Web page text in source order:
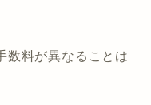
数料が異なることは